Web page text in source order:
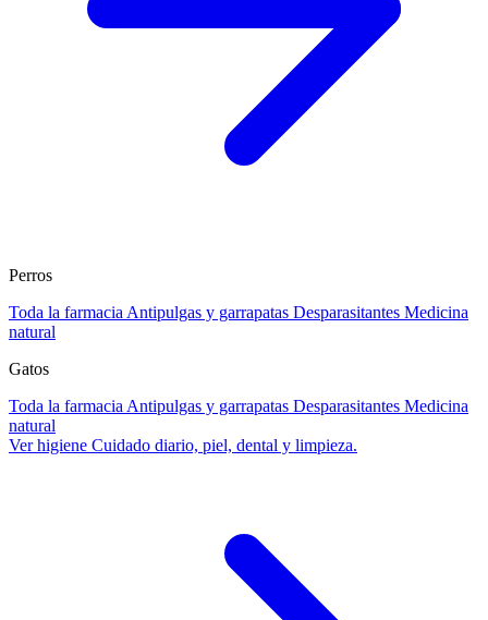
Perros
Toda la farmacia Antipulgas y garrapatas Desparasitantes Medicina
natural
Gatos
Toda la farmacia Antipulgas y garrapatas Desparasitantes Medicina
natural
Ver higiene Cuidado diario, piel, dental y limpieza.